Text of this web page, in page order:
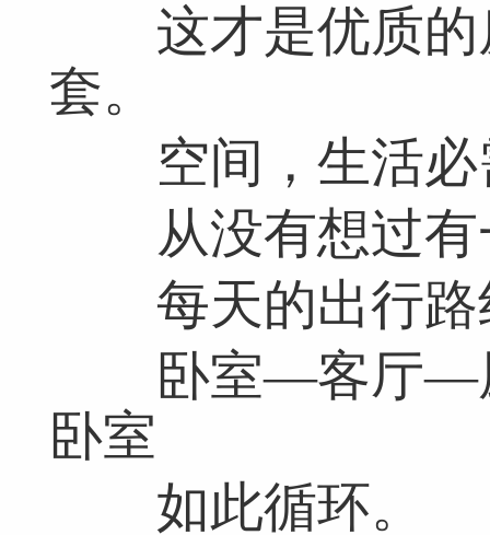
这才是优质的
套。
空间，生活必
从没有想过有
每天的出行路
卧室—客厅—
卧室
如此循环。